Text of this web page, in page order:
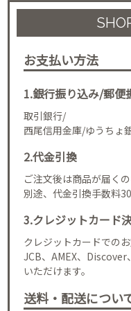
お支払い方法
1.銀行振り込み/郵便
取引銀行/
西尾信用金庫/ゆうち
2.代金引換
ご注文後は商品が届く
別途、代金引換手数料
3.クレジットカード
クレジットカードでのお
JCB、AMEX、
いただけます。
送料・配送につい